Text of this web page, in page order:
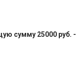
сумму 25000 руб. -